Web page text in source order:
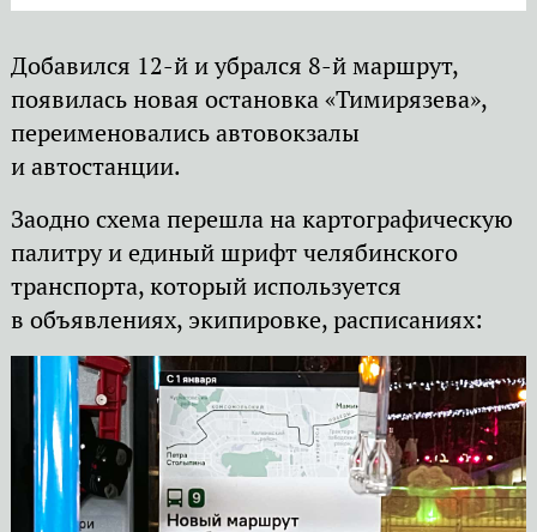
Добавился 12-й и убрался 8-й маршрут,
появилась новая остановка «Тимирязева»,
переименовались автовокзалы
и автостанции.
Заодно схема перешла на картографическую
палитру и единый шрифт челябинского
транспорта, который используется
в объявлениях, экипировке, расписаниях: